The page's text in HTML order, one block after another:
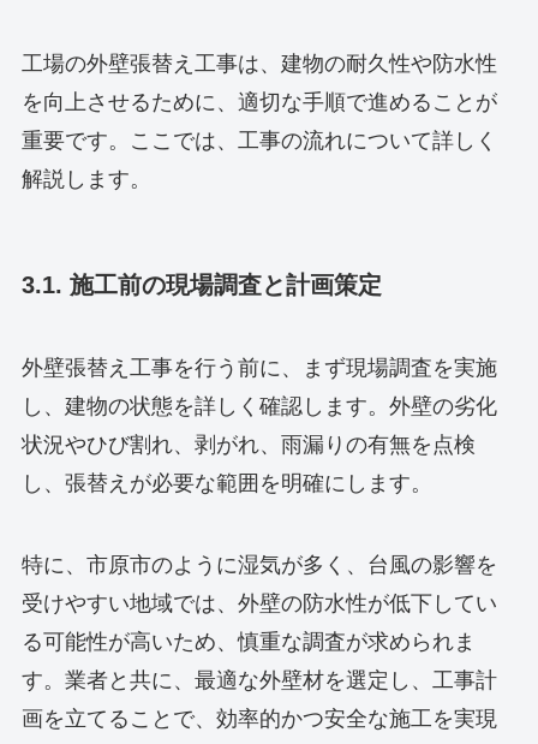
工場の外壁張替え工事は、建物の耐久性や防水性
を向上させるために、適切な手順で進めることが
重要です。ここでは、工事の流れについて詳しく
解説します。
3.1. 施工前の現場調査と計画策定
外壁張替え工事を行う前に、まず現場調査を実施
し、建物の状態を詳しく確認します。外壁の劣化
状況やひび割れ、剥がれ、雨漏りの有無を点検
し、張替えが必要な範囲を明確にします。
特に、市原市のように湿気が多く、台風の影響を
受けやすい地域では、外壁の防水性が低下してい
る可能性が高いため、慎重な調査が求められま
す。業者と共に、最適な外壁材を選定し、工事計
画を立てることで、効率的かつ安全な施工を実現